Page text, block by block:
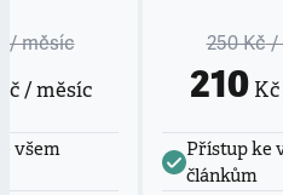
/ měsíc
/ měsíc
všem
250 Kč/
210
Přístup ke
článkům